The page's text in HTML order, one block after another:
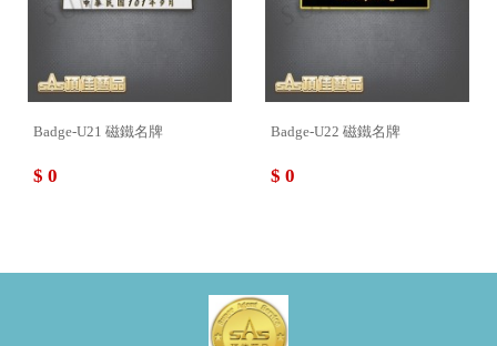
Badge-U21 磁鐵名牌
$ 0
Badge-U22 磁鐵名牌
$ 0